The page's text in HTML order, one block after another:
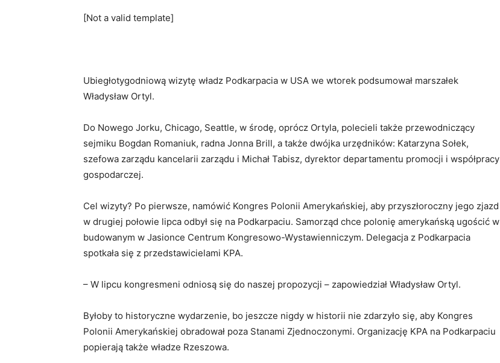
[Not a valid template]
Ubiegłotygodniową wizytę władz Podkarpacia w USA we wtorek podsumował marszałek
Władysław Ortyl.
Do Nowego Jorku, Chicago, Seattle, w środę, oprócz Ortyla, polecieli także przewodniczący
sejmiku Bogdan Romaniuk, radna Jonna Brill, a także dwójka urzędników: Katarzyna Sołek,
szefowa zarządu kancelarii zarządu i Michał Tabisz, dyrektor departamentu promocji i współpracy
gospodarczej.
Cel wizyty? Po pierwsze, namówić Kongres Polonii Amerykańskiej, aby przyszłoroczny jego zjazd
w drugiej połowie lipca odbył się na Podkarpaciu. Samorząd chce polonię amerykańską ugościć w
budowanym w Jasionce Centrum Kongresowo-Wystawienniczym. Delegacja z Podkarpacia
spotkała się z przedstawicielami KPA.
– W lipcu kongresmeni odniosą się do naszej propozycji – zapowiedział Władysław Ortyl.
Byłoby to historyczne wydarzenie, bo jeszcze nigdy w historii nie zdarzyło się, aby Kongres
Polonii Amerykańskiej obradował poza Stanami Zjednoczonymi. Organizację KPA na Podkarpaciu
popierają także władze Rzeszowa.